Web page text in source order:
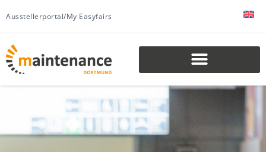
Ausstellerportal/My Easyfairs